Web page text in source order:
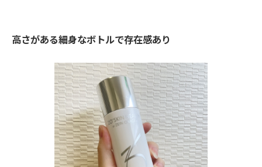
高さがある細身なボトルで存在感あり